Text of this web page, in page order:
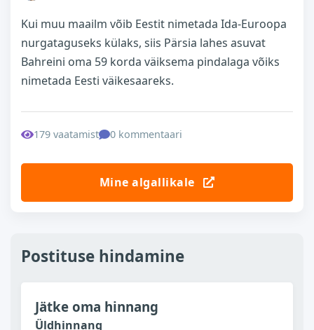
Kui muu maailm võib Eestit nimetada Ida-Euroopa
nurgataguseks külaks, siis Pärsia lahes asuvat
Bahreini oma 59 korda väiksema pindalaga võiks
nimetada Eesti väikesaareks.
179 vaatamist 0 kommentaari
Mine algallikale
Postituse hindamine
Jätke oma hinnang
Üldhinnang